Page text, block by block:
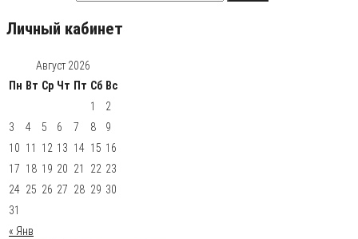
Личный кабинет
Август 2026
Пн Вт Ср Чт Пт Сб Вс
« Янв
1
2
3
4 5 6 7 8
9
10 11 12 13 14 15 16
17 18 19 20 21 22 23
24 25 26 27 28 29 30
31